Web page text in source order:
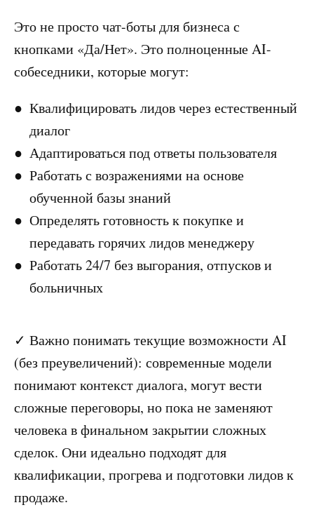
Это не просто чат-боты для бизнеса с
кнопками «Да/Нет». Это полноценные AI-
собеседники, которые могут:
Квалифицировать лидов через естественный
диалог
Адаптироваться под ответы пользователя
Работать с возражениями на основе
обученной базы знаний
Определять готовность к покупке и
передавать горячих лидов менеджеру
Работать 24/7 без выгорания, отпусков и
больничных
✓ Важно понимать текущие возможности AI
(без преувеличений): современные модели
понимают контекст диалога, могут вести
сложные переговоры, но пока не заменяют
человека в финальном закрытии сложных
сделок. Они идеально подходят для
квалификации, прогрева и подготовки лидов к
продаже.